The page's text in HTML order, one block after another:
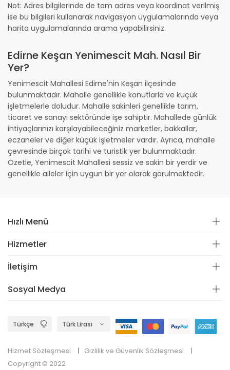
Not: Adres bilgilerinde de tam adres veya koordinat verilmiş
ise bu bilgileri kullanarak navigasyon uygulamalarında veya
harita uygulamalarında arama yapabilirsiniz.
Edirne Keşan Yenimescit Mah. Nasıl Bir
Yer?
Yenimescit Mahallesi Edirne'nin Keşan ilçesinde
bulunmaktadır. Mahalle genellikle konutlarla ve küçük
işletmelerle doludur. Mahalle sakinleri genellikle tarım,
ticaret ve sanayi sektöründe işe sahiptir. Mahallede günlük
ihtiyaçlarınızı karşılayabileceğiniz marketler, bakkallar,
eczaneler ve diğer küçük işletmeler vardır. Ayrıca, mahalle
çevresinde birçok tarihi ve turistik yer bulunmaktadır.
Özetle, Yenimescit Mahallesi sessiz ve sakin bir yerdir ve
genellikle aileler için uygun bir yer olarak görülmektedir.
Hızlı Menü
Hizmetler
İletişim
Sosyal Medya
Hizmet Sözleşmesi
Gizlilik ve Güvenlik Sözleşmesi
Copyright © 2022